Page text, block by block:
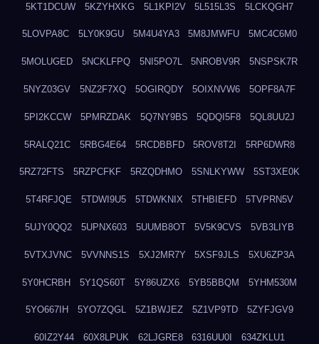
5KT1DCUW 5KZYHXKG 5L1KPI2V 5L515L3S 5LCKQGH7
5LOVPA8C 5LY0K9GU 5M4U4YA3 5M8JMWFU 5MC4C6M0
5MOLUGED 5NCKLFPQ 5NI5PO7L 5NROBV9R 5NSPSK7R
5NYZ03GV 5NZ2F7XQ 5OGIRQDY 5OIXNVW6 5OPF8A7F
5PI2KCCW 5PMRZDAK 5Q7NY9BS 5QDQI5F8 5QL8UU2J
5RALQ21C 5RBG4E64 5RCDBBFD 5ROV8T2I 5RP6DWR8
5RZ72FTS 5RZPCFKF 5RZQDHMO 5SNLKYWW 5ST3XE0K
5T4RFJQE 5TDWI9U5 5TDWKNIX 5THBIEFD 5TVPRN5V
5UJY0QQ2 5UPNX603 5UUMB8OT 5V5K9CVS 5VB3LIYB
5VTXJVNC 5VVNNS1S 5XJ2MR7Y 5XSF9JLS 5XU6ZP3A
5Y0HCRBH 5Y1QS60T 5Y86UZX6 5YB5BBQM 5YHM530M
5YO667IH 5YO7ZQGL 5Z1BWJEZ 5Z1VP9TD 5ZYFJGV9
60IZ2Y44 60X8LPUK 62LJGRE8 6316UU0I 634ZKLU1